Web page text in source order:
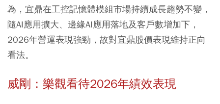
為，宜鼎在工控記憶體模組市場持續成長趨勢不變，
隨AI應用擴大、邊緣AI應用落地及客戶數增加下，
2026年營運表現強勁，故對宜鼎股價表現維持正向
看法。
威剛：樂觀看待2026年績效表現